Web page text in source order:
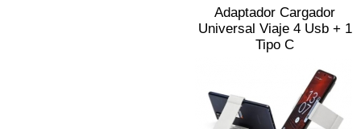
Adaptador Cargador
Universal Viaje 4 Usb + 1
Tipo C